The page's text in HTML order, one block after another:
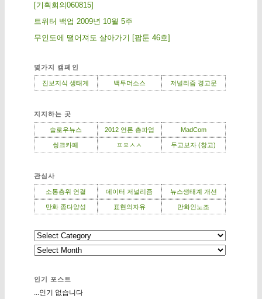
[기획회의060815]
트위터 백업 2009년 10월 5주
무인도에 떨어져도 살아가기 [팝툰 46호]
몇가지 캠페인
진보지식 생태계 백투더소스 저널리즘 경고문
지지하는 곳
슬로우뉴스 2012 언론 총파업 MadCom
씽크카페 ㅍㅍㅅㅅ 두고보자 (창고)
관심사
소통층위 연결 데이터 저널리즘 뉴스생태계 개선
만화 종다양성 표현의자유 만화인노조
인기 포스트
...인기 없습니다